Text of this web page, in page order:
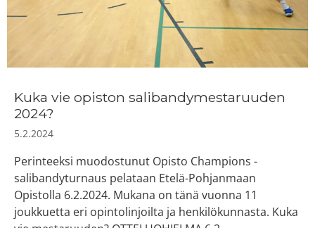
Kuka vie opiston salibandymestaruuden
2024?
5.2.2024
Perinteeksi muodostunut Opisto Champions -
salibandyturnaus pelataan Etelä-Pohjanmaan
Opistolla 6.2.2024. Mukana on tänä vuonna 11
joukkuetta eri opintolinjoilta ja henkilökunnasta. Kuka